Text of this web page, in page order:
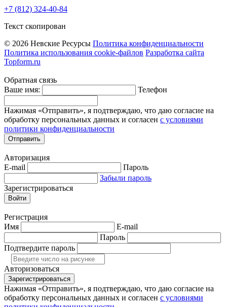
+7 (812) 324-40-84
Текст скопирован
© 2026 Невские Ресурсы Политика конфиденциальности
Политика использования cookie-файлов Разработка сайта
Topform.ru
Обратная связь
Ваше имя:
Телефон
Нажимая «Отправить», я подтверждаю, что даю согласие на
обработку персональных данных и согласен с условиями
политики конфиденциальности
Отправить
Авторизация
E-mail
Пароль
Забыли пароль
Зарегистрироваться
Войти
Регистрация
Имя
E-mail
Пароль
Подтвердите пароль
Авторизоваться
Зарегистрироваться
Нажимая «Отправить», я подтверждаю, что даю согласие на
обработку персональных данных и согласен с условиями